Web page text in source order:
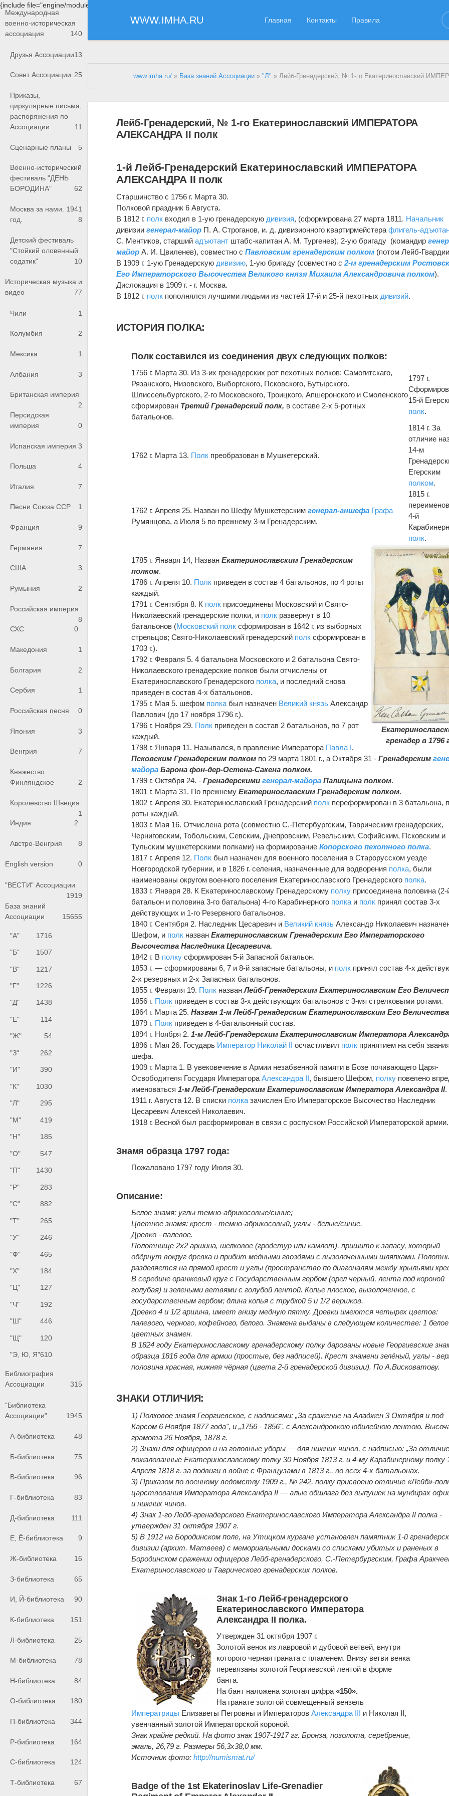
{include file="engine/modules/saperu/head.php"}
WWW.IMHA.RU Главная Контакты Правила
Международная
военно-историческая
ассоциация
140
Друзья Ассоциации13
Совет Ассоциации 25
Приказы,
циркулярные письма,
распоряжения по
Ассоциации
11
Сценарные планы 5
Военно-исторический
фестиваль "ДЕНЬ
БОРОДИНА"
62
Москва за нами. 1941
год.
8
Детский фестиваль
"Стойкий оловянный
содатик"
10
Историческая музыка и
видео
77
Чили 1
Колумбия 2
Мексика 1
Албания 3
Британская империя
2
Персидская
империя
0
Испанская империя 3
Польша 4
Италия 7
Песни Союза ССР 1
Франция 9
Германия 7
США 3
Румыния 2
Российская империя
8
СХС
0
Македония 1
Болгария 2
Сербия 1
Российская песня 0
Япония 3
Венгрия 7
Княжество
Финляндское
2
Королевство Швеция
1
Индия
2
Австро-Венгрия 8
English version 0
"ВЕСТИ" Ассоциации
1919
База знаний
Ассоциации
15655
"А" 1716
"Б" 1507
"В" 1217
"Г" 1226
"Д" 1438
"Е" 114
"Ж" 54
"З" 262
"И" 390
"К" 1030
"Л" 295
"М" 419
"Н" 185
"О" 547
"П" 1430
"Р" 283
"С" 882
"Т" 265
"У" 246
"Ф" 465
"Х" 184
"Ц" 127
"Ч" 192
"Ш" 446
"Щ" 120
"Э, Ю, Я"610
Библиография
Ассоциации
315
"Библиотека
Ассоциации"
1945
А-библиотека 48
Б-библиотека 75
В-библиотека 96
Г-библиотека 83
Д-библиотека 111
Е, Ё-библиотека 9
Ж-библиотека 16
З-библиотека 65
И, Й-библиотека 90
К-библиотека 151
Л-библиотека 25
М-библиотека 78
Н-библиотека 84
О-библиотека 180
П-библиотека 344
Р-библиотека 164
С-библиотека 124
Т-библиотека 67
www.imha.ru/ » База знаний Ассоциации »"Л" » Лейб-Гренадерский, № 1-го Екатеринославский ИМПЕРАТОРА
Лейб-Гренадерский, № 1-го Екатеринославский ИМПЕРАТОРА
АЛЕКСАНДРА II полк
1-й Лейб-Гренадерский Екатеринославский ИМПЕРАТОРА
АЛЕКСАНДРА II полк
Старшинство с 1756 г. Марта 30.
Полковой праздник 6 Августа.
В 1812 г. полк входил в 1-ую гренадерскую дивизия, (сформирована 27 марта 1811. Начальник
дивизиигенерал-майор П. А. Строганов, и. д. дивизионного квартирмейстерафлигель-
С. Ментиков, старшийадъютант штабс-капитан А. М. Тургенев), 2-ую бригаду (командир
майор А. И. Цвиленев), совместно сПавловским гренадерским полком (потом Лейб-
В 1909 г. 1-ую Гренадерскую дивизию, 1-ую бригаду (совместно с2-м гренадерским
Его Императорского Высочества Великого князя Михаила Александровича полком).
Дислокация в 1909 г. - г. Москва.
В 1812 г. полк пополнялся лучшими людьми из частей 17-й и 25-й пехотных дивизий.
ИСТОРИЯ ПОЛКА:
Полк составился из соединения двух следующих полков:
1756 г. Марта 30. Из 3-их гренадерских рот пехотных полков: Самогитскаго,
Рязанского, Низовского, Выборгского, Псковского, Бутырского.
Шлиссельбургского, 2-го Московского, Троицкого, Апшеронского и Смоленского
сформирован Третий Гренадерский полк, в составе 2-х 5-ротных
батальонов.
1797 г.
15-й
полк.
1762 г. Марта 13. Полк преобразован в Мушкетерский.
1814 г. За
отличие
14-м
Егерским
полком.
1762 г. Апреля 25. Назван по Шефу Мушкетерскимгенерал-аншефа Графа
Румянцова, а Июля 5 по прежнему 3-м Гренадерским.
1815 г.
4-й
полк.
гренадер в 1796
1785 г. Января 14, НазванЕкатеринославским Гренадерским
полком.
1786 г. Апреля 10. Полк приведен в состав 4 батальонов, по 4 роты
каждый.
1791 г. Сентября 8. К полк присоединены Московский и Свято-
Николаевский гренадерские полки, и полк развернут в 10
батальонов (Московский полк сформирован в 1642 г. из выборных
стрельцов; Свято-Николаевский гренадерский полк сформирован в
1703 г.).
1792 г. Февраля 5. 4 батальона Московского и 2 батальона Свято-
Николаевского гренадерские полков были отчислены от
Екатеринославского Гренадерского полка, и последний снова
приведен в состав 4-х батальонов.
1795 г. Мая 5. шефом полка был назначен Великий князь Александр
Павлович (до 17 ноября 1796 г.).
1796 г. Ноября 29. Полк приведен в состав 2 батальонов, по 7 рот
каждый.
1798 г. Января 11. Назывался, в правление Императора Павла I,
Псковским Гренадерским полком по 29 марта 1801 г., а Октября 31 -Гренадерским
майора Барона фон-дер-Остена-Сакена полком.
1799 г. Октября 24. -Гренадерскимигенерал-майора Палицына полком.
1801 г. Марта 31. По прежнемуЕкатеринославским Гренадерским полком.
1802 г. Апреля 30. Екатеринославский Гренадерский полк переформирован в 3 батальона,
роты каждый.
1803 г. Мая 16. Отчислена рота (совместно С.-Петербургским, Таврическим гренадерских,
Черниговским, Тобольским, Севским, Днепровским, Ревельским, Софийским, Псковским и
Тульским мушкетерскими полками) на формированиеКопорского пехотного полка.
1817 г. Апреля 12. Полк был назначен для военного поселения в Старорусском уезде
Новгородской губернии, и в 1826 г. селения, назначенные для водворения полка, были
наименованы округом военного поселения Екатеринославского Гренадерского полка.
1833 г. Января 28. К Екатеринославскому Гренадерскому полку присоединена половина (2-
батальон и половина 3-го батальона) 4-го Карабинерного полка и полк принял состав 3-х
действующих и 1-го Резервного батальонов.
1840 г. Сентября 2. Наследник Цесаревич и Великий князь Александр Николаевич
Шефом, и полк названЕкатеринославским Гренадерским Его Императорского
Высочества Наследника Цесаревича.
1842 г. В полку сформирован 5-й Запасной батальон.
1853 г. — сформированы 6, 7 и 8-й запасные батальоны, и полк принял состав 4-х
2-х резервных и 2-х Запасных батальонов.
1855 г. Февраля 19. Полк названЛейб-Гренадерским Екатеринославским Его
1856 г. Полк приведен в состав 3-х действующих батальонов с 3-мя стрелковыми ротами.
1864 г. Марта 25.Назван 1-м Лейб-Гренадерским Екатеринославским Его Величества
1879 г. Полк приведен в 4-батальонный состав.
1894 г. Ноября 2.1-м Лейб-Гренадерским Екатеринославским Императора
1896 г. Мая 26. Государь Император Николай II осчастливил полк принятием на себя звания
шефа.
1909 г. Марта 1. В увековечение в Армии незабвенной памяти в Бозе почивающего Царя-
Освободителя Государя ИмператораАлександра II, бывшего Шефом, полку повелено
именоваться1-м Лейб-Гренадерским Екатеринославским Императора Александра II.
1911 г. Августа 12. В списки полка зачислен Его Императорское Высочество Наследник
Цесаревич Алексей Николаевич.
1918 г. Весной был расформирован в связи с роспуском Российской Императорской армии.
Знамя образца 1797 года:
Пожаловано 1797 году Июля 30.
Описание:
Белое знамя: углы темно-абрикосовые/синие;
Цветное знамя: крест - темно-абрикосовый, углы - белые/синие.
Древко - палевое.
Полотнище 2x2 аршина, шелковое (гродетур или камлот), пришито к запасу, который
обёрнут вокруг древка и прибит медными гвоздями с вызолоченными шляпками.
разделяется на прямой крест и углы (пространство по диагоналям между крыльями
В середине оранжевый круг с Государственным гербом (орел черный, лента под короной
голубая) и зелеными ветвями с голубой лентой. Копье плоское, вызолоченное, с
государственным гербом; длина копья с трубкой 5 и 1/2 вершков.
Древко 4 и 1/2 аршина, имеет внизу медную пятку. Древки имеются четырех цветов:
палевого, черного, кофейного, белого. Знамена выданы в следующем количестве: 1
цветных знамен.
В 1824 году Екатеринославскому гренадерскому полку дарованы новые Георгиевские
образца 1816 года для армии (простые, без надписей). Крест знамени зелёный, углы -
половина красная, нижняя чёрная (цвета 2-й гренадерской дивизии). По А.Висковатову.
ЗНАКИ ОТЛИЧИЯ:
1) Полковое знамя Георгиевское, с надписями: „За сражение на Аладжен 3 Октября и под
Карсом 6 Ноября 1877 года", и „1756 - 1856", с Александровкою юбилейною лентою.
грамота 26 Ноября, 1878 г.
2) Знаки для офицеров и на головные уборы — для нижних чинов, с надписью: „За
пожалованные Екатеринославскому полку 30 Ноября 1813 г. и 4-му Карабинерному полку
Апреля 1818 г. за подвиги в войне с Французами в 1813 г., во всех 4-х батальонах.
3) Приказом по военному ведомству 1909 г., № 242, полку присвоено отличие «Лейб»-
царствования Императора Александра II — алые обшлага без выпушек на мундирах
и нижних чинов.
4) Знак 1-го Лейб-гренадерского Екатеринославского Императора Александра II полка -
утвержден 31 октября 1907 г.
5) В 1912 на Бородинском поле, на Утицком кургане установлен памятник 1-й
дивизии (архит. Матвеев) с мемориальными досками со списками убитых и раненых в
Бородинском сражении офицеров Лейб-гренадерского, С.-Петербургским, Графа
Екатеринославского и Таврического гренадерских полков.
Знак 1-го Лейб-гренадерского
Екатеринославского Императора
Александра II полка.
Утвержден 31 октября 1907 г.
Золотой венок из лавровой и дубовой ветвей, внутри
которого черная граната с пламенем. Внизу ветви венка
перевязаны золотой Георгиевской лентой в форме
банта.
На бант наложена золотая цифра«150».
На гранате золотой совмещенный вензель
Императрицы Елизаветы Петровны и ИмператоровАлександра III и Николая II,
увенчанный золотой Императорской короной.
Знак крайне редкий. На фото знак 1907-1917 гг. Бронза, позолота, серебрение,
эмаль, 26,79 г. Размеры 56,3x38,0 мм.
Источник фото:http://numismat.ru/
Badge of the 1st Ekaterinoslav Life-Grenadier